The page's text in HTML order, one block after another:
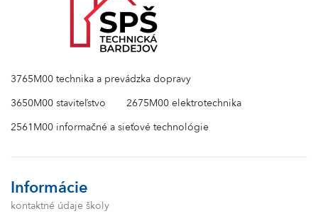
3765M00 technika a prevádzka dopravy
3650M00 staviteľstvo
2675M00 elektrotechnika
2561M00 informačné a sieťové technológie
Informácie
kontaktné údaje školy